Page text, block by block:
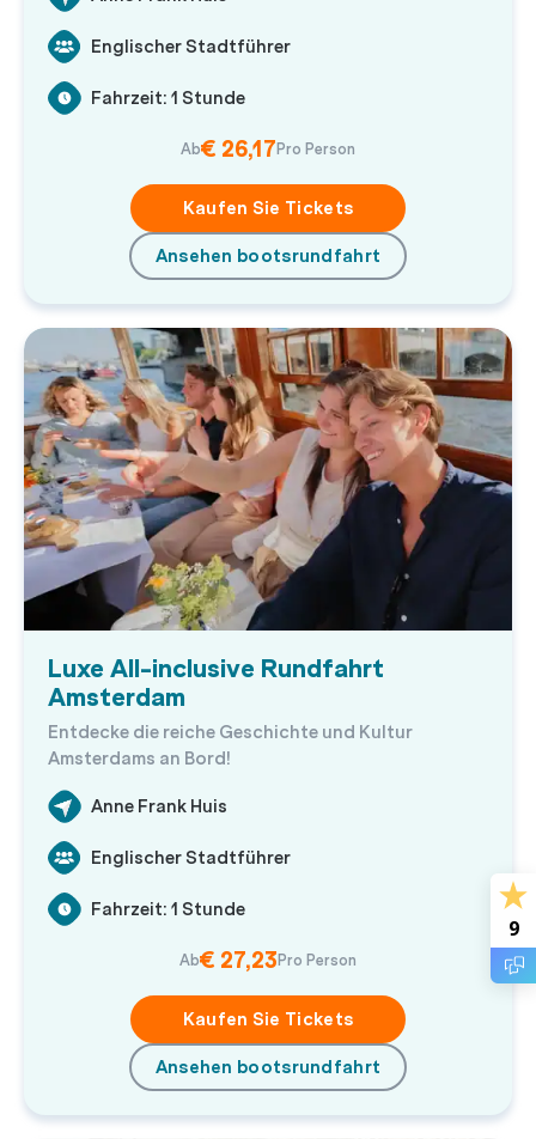
Englischer Stadtführer
Fahrzeit: 1 Stunde
Ab€ 26,17 Pro Person
Kaufen Sie Tickets
Ansehen bootsrundfahrt
Luxe All-inclusive Rundfahrt
Amsterdam
Entdecke die reiche Geschichte und Kultur
Amsterdams an Bord!
Anne Frank Huis
Englischer Stadtführer
Fahrzeit: 1 Stunde
Ab€ 27,23 Pro Person
Kaufen Sie Tickets
Ansehen bootsrundfahrt
9